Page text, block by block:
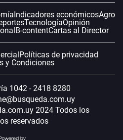
Indicadores económicosAgro
TecnologíaOpinión
B-contentCartas al Director
Políticas de privacidad
y Condiciones
1042 - 2418 8280
2024 Todos los
reservados